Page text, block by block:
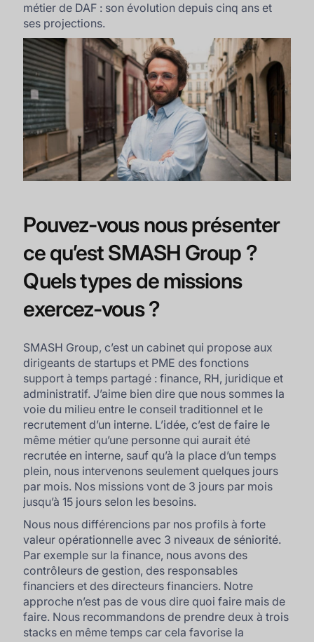
métier de DAF : son évolution depuis cinq ans et
ses projections.
Pouvez-vous nous présenter
ce qu’est SMASH Group ?
Quels types de missions
exercez-vous ?
SMASH Group, c’est un cabinet qui propose aux
dirigeants de startups et PME des fonctions
support à temps partagé : finance, RH, juridique et
administratif. J’aime bien dire que nous sommes la
voie du milieu entre le conseil traditionnel et le
recrutement d’un interne. L’idée, c’est de faire le
même métier qu’une personne qui aurait été
recrutée en interne, sauf qu’à la place d’un temps
plein, nous intervenons seulement quelques jours
par mois. Nos missions vont de 3 jours par mois
jusqu’à 15 jours selon les besoins.
Nous nous différencions par nos profils à forte
valeur opérationnelle avec 3 niveaux de séniorité.
Par exemple sur la finance, nous avons des
contrôleurs de gestion, des responsables
financiers et des directeurs financiers. Notre
approche n’est pas de vous dire quoi faire mais de
faire. Nous recommandons de prendre deux à trois
stacks en même temps car cela favorise la